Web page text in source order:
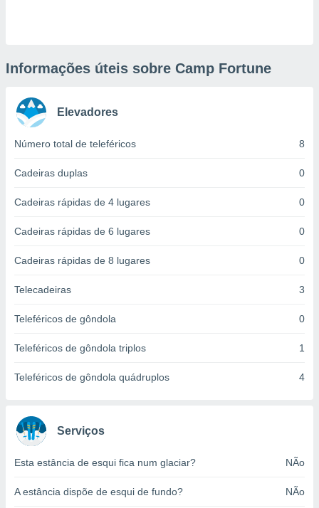
únicos
e
este sitio
de
seus
tal,
na
Informações úteis sobre Camp Fortune
Elevadores
Número total de teleféricos 8
Cadeiras duplas 0
Cadeiras rápidas de 4 lugares 0
Cadeiras rápidas de 6 lugares 0
Cadeiras rápidas de 8 lugares 0
Telecadeiras 3
Teleféricos de gôndola 0
Teleféricos de gôndola triplos 1
Teleféricos de gôndola quádruplos 4
Serviços
Esta estância de esqui fica num glaciar? NÃo
A estância dispõe de esqui de fundo? NÃo